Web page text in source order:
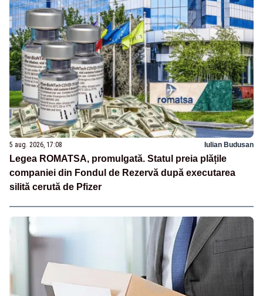
5 aug. 2026, 17:08 Iulian Budusan
Legea ROMATSA, promulgată. Statul preia plățile
companiei din Fondul de Rezervă după executarea
silită cerută de Pfizer